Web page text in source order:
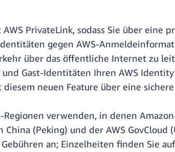
PrivateLink, sodass Sie über eine
gegen AWS-
über das öffentliche Internet zu
Gast-Identitäten Ihren AWS Identity
neuen Feature über eine
verwenden, in denen
(Peking) und der AWS GovCloud
an; Einzelheiten finden Sie